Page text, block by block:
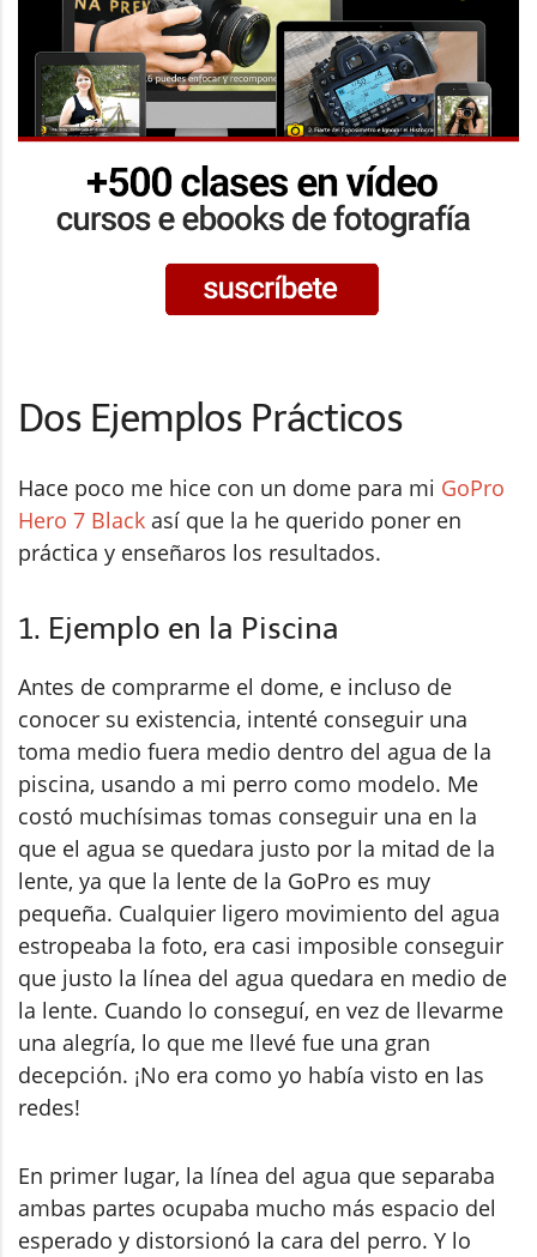
Dos Ejemplos Prácticos
Hace poco me hice con un dome para mi GoPro
Hero 7 Black así que la he querido poner en
práctica y enseñaros los resultados.
1. Ejemplo en la Piscina
Antes de comprarme el dome, e incluso de
conocer su existencia, intenté conseguir una
toma medio fuera medio dentro del agua de la
piscina, usando a mi perro como modelo. Me
costó muchísimas tomas conseguir una en la
que el agua se quedara justo por la mitad de la
lente, ya que la lente de la GoPro es muy
pequeña. Cualquier ligero movimiento del agua
estropeaba la foto, era casi imposible conseguir
que justo la línea del agua quedara en medio de
la lente. Cuando lo conseguí, en vez de llevarme
una alegría, lo que me llevé fue una gran
decepción. ¡No era como yo había visto en las
redes!
En primer lugar, la línea del agua que separaba
ambas partes ocupaba mucho más espacio del
esperado y distorsionó la cara del perro. Y lo